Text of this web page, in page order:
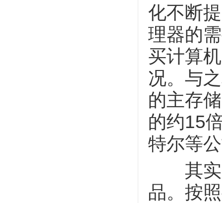
化不断
理器的
买计算
况。与
的主存
的约15
特尔等
其实
品。按